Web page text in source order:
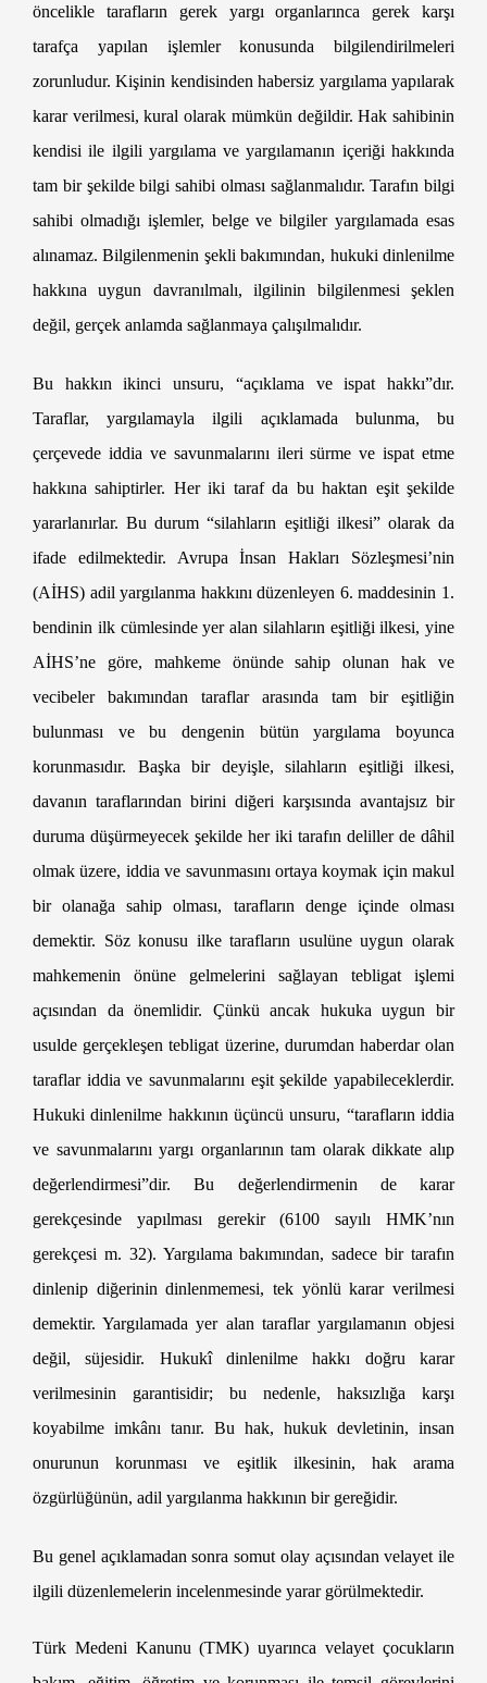
öncelikle tarafların gerek yargı organlarınca gerek karşı
tarafça yapılan işlemler konusunda bilgilendirilmeleri
zorunludur. Kişinin kendisinden habersiz yargılama yapılarak
karar verilmesi, kural olarak mümkün değildir. Hak sahibinin
kendisi ile ilgili yargılama ve yargılamanın içeriği hakkında
tam bir şekilde bilgi sahibi olması sağlanmalıdır. Tarafın bilgi
sahibi olmadığı işlemler, belge ve bilgiler yargılamada esas
alınamaz. Bilgilenmenin şekli bakımından, hukuki dinlenilme
hakkına uygun davranılmalı, ilgilinin bilgilenmesi şeklen
değil, gerçek anlamda sağlanmaya çalışılmalıdır.
Bu hakkın ikinci unsuru, “açıklama ve ispat hakkı”dır.
Taraflar, yargılamayla ilgili açıklamada bulunma, bu
çerçevede iddia ve savunmalarını ileri sürme ve ispat etme
hakkına sahiptirler. Her iki taraf da bu haktan eşit şekilde
yararlanırlar. Bu durum “silahların eşitliği ilkesi” olarak da
ifade edilmektedir. Avrupa İnsan Hakları Sözleşmesi’nin
(AİHS) adil yargılanma hakkını düzenleyen 6. maddesinin 1.
bendinin ilk cümlesinde yer alan silahların eşitliği ilkesi, yine
AİHS’ne göre, mahkeme önünde sahip olunan hak ve
vecibeler bakımından taraflar arasında tam bir eşitliğin
bulunması ve bu dengenin bütün yargılama boyunca
korunmasıdır. Başka bir deyişle, silahların eşitliği ilkesi,
davanın taraflarından birini diğeri karşısında avantajsız bir
duruma düşürmeyecek şekilde her iki tarafın deliller de dâhil
olmak üzere, iddia ve savunmasını ortaya koymak için makul
bir olanağa sahip olması, tarafların denge içinde olması
demektir. Söz konusu ilke tarafların usulüne uygun olarak
mahkemenin önüne gelmelerini sağlayan tebligat işlemi
açısından da önemlidir. Çünkü ancak hukuka uygun bir
usulde gerçekleşen tebligat üzerine, durumdan haberdar olan
taraflar iddia ve savunmalarını eşit şekilde yapabileceklerdir.
Hukuki dinlenilme hakkının üçüncü unsuru, “tarafların iddia
ve savunmalarını yargı organlarının tam olarak dikkate alıp
değerlendirmesi”dir. Bu değerlendirmenin de karar
gerekçesinde yapılması gerekir (6100 sayılı HMK’nın
gerekçesi m. 32). Yargılama bakımından, sadece bir tarafın
dinlenip diğerinin dinlenmemesi, tek yönlü karar verilmesi
demektir. Yargılamada yer alan taraflar yargılamanın objesi
değil, süjesidir. Hukukî dinlenilme hakkı doğru karar
verilmesinin garantisidir; bu nedenle, haksızlığa karşı
koyabilme imkânı tanır. Bu hak, hukuk devletinin, insan
onurunun korunması ve eşitlik ilkesinin, hak arama
özgürlüğünün, adil yargılanma hakkının bir gereğidir.
Bu genel açıklamadan sonra somut olay açısından velayet ile
ilgili düzenlemelerin incelenmesinde yarar görülmektedir.
Türk Medeni Kanunu (TMK) uyarınca velayet çocukların